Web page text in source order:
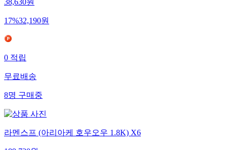
38,630원
17%32,190원
0적립
무료배송
8명구매중
라멘스프 (아리아케 호우오우 1.8K) X6